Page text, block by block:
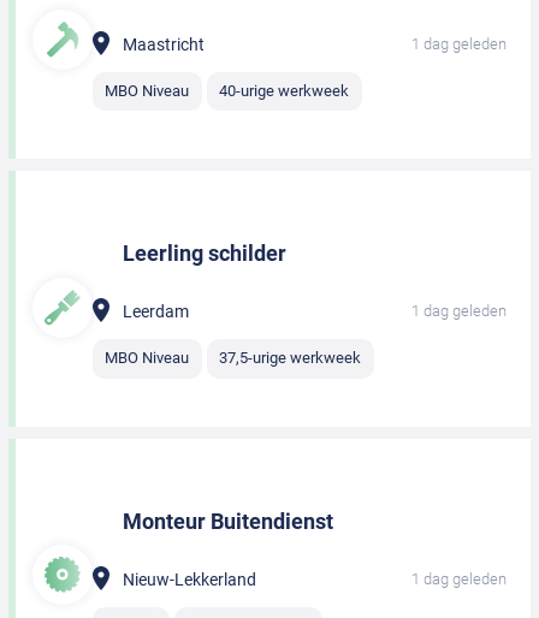
Maastricht 1 dag geleden
MBO Niveau 40-urige werkweek
Leerling schilder
Leerdam 1 dag geleden
MBO Niveau 37,5-urige werkweek
Monteur Buitendienst
Nieuw-Lekkerland 1 dag geleden